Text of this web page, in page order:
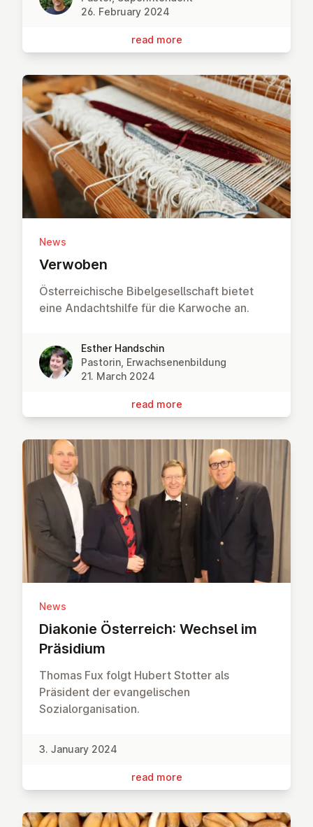
26. February 2024
read more
News
Verwoben
Österreichische Bibelgesellschaft bietet
eine Andachtshilfe für die Karwoche an.
Esther Handschin
Pastorin, Erwachsenenbildung
21. March 2024
read more
News
Diakonie Ös­ter­reich: Wechsel im
Präsidium
Thomas Fux folgt Hubert Stotter als
Präsident der evangelischen
Sozialorganisation.
3. January 2024
read more